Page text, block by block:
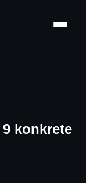
konkrete